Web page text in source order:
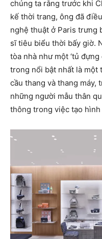
chúng ta rằng trước khi
kế thời trang, ông đã
nghệ thuật ở Paris trưng
sĩ tiêu biểu thời bấy giờ.
tòa nhà như một ‘tủ
trong nổi bật nhất là một
cầu thang và thang máy,
những người mẫu thân
thông trong việc tạo